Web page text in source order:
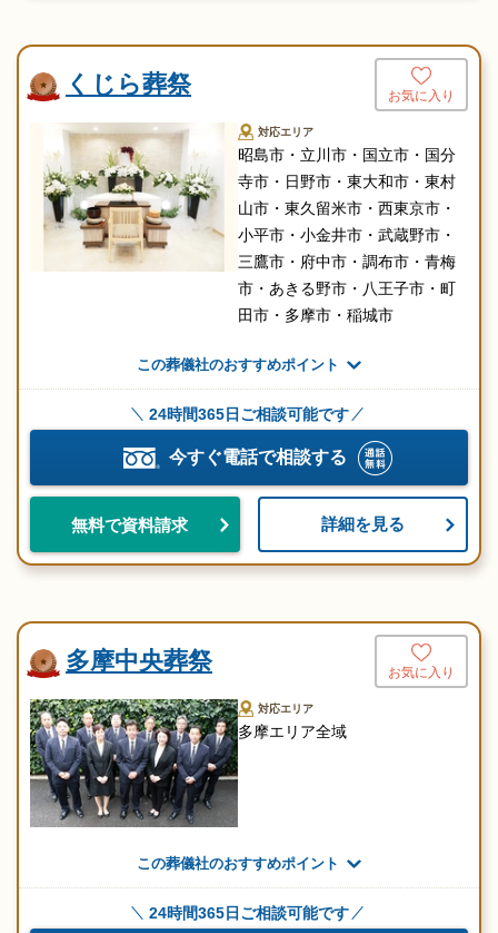
くじら葬祭 お気に入り
対応エリア
昭島市・立川市・国立市・国分
寺市・日野市・東大和市・東村
山市・東久留米市・西東京市・
小平市・小金井市・武蔵野市・
三鷹市・府中市・調布市・青梅
市・あきる野市・八王子市・町
田市・多摩市・稲城市
この葬儀社のおすすめポイント
24時間365日ご相談可能です
今すぐ電話で相談する
無料で資料請求 詳細を見る
多摩中央葬祭 お気に入り
対応エリア
多摩エリア全域
この葬儀社のおすすめポイント
24時間365日ご相談可能です